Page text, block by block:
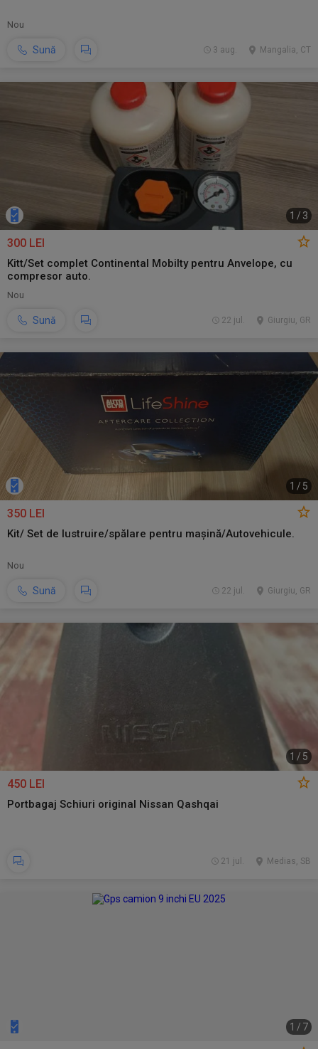
Nou
Sună Mangalia, CT
3 aug.
1 / 3
300 LEI
Kitt/Set complet Continental Mobilty pentru Anvelope, cu
compresor auto.
Nou
Sună Giurgiu, GR
22 jul.
1 / 5
350 LEI
Kit/ Set de lustruire/spălare pentru mașină/Autovehicule.
Nou
Sună Giurgiu, GR
22 jul.
1 / 5
450 LEI
Portbagaj Schiuri original Nissan Qashqai
Medias, SB
21 jul.
1 / 7